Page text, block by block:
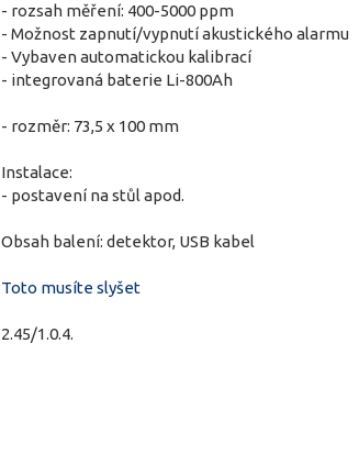
- rozsah měření: 400-5000 ppm
- Možnost zapnutí/vypnutí akustického alarmu
- Vybaven automatickou kalibrací
- integrovaná baterie Li-800Ah
- rozměr: 73,5 x 100 mm
Instalace:
- postavení na stůl apod.
Obsah balení: detektor, USB kabel
Toto musíte slyšet
2.45/1.0.4.